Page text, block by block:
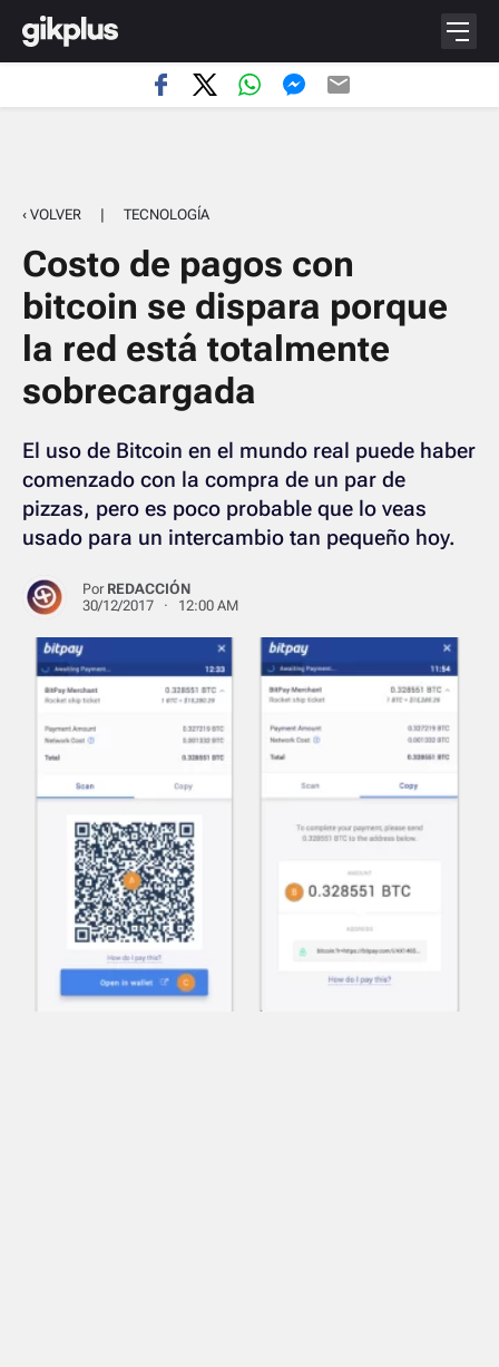
‹ VOLVER | TECNOLOGÍA
Costo de pagos con
bitcoin se dispara porque
la red está totalmente
sobrecargada
El uso de Bitcoin en el mundo real puede haber
comenzado con la compra de un par de
pizzas, pero es poco probable que lo veas
usado para un intercambio tan pequeño hoy.
Por REDACCIÓN
30/12/2017 · 12:00 AM